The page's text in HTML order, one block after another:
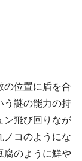
位置に盾を合
う謎の能力の持
ン飛び回りなが
ノコのようにな
腐のように鮮や